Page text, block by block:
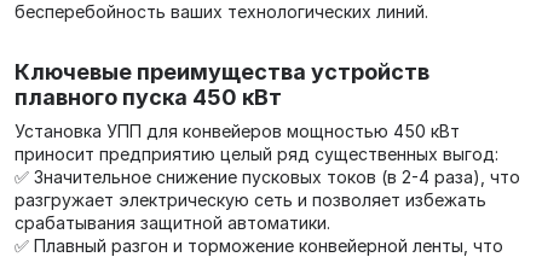
бесперебойность ваших технологических линий.
Ключевые преимущества устройств
плавного пуска 450 кВт
Установка УПП для конвейеров мощностью 450 кВт
приносит предприятию целый ряд существенных выгод:
✅ Значительное снижение пусковых токов (в 2-4 раза), что
разгружает электрическую сеть и позволяет избежать
срабатывания защитной автоматики.
✅ Плавный разгон и торможение конвейерной ленты, что